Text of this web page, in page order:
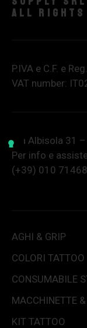
All rights
P.IVA e C.F. e
VAT number:
Via Albisola 31
Per info e
(+39) 010
AGHI & GRIP
COLORI TATTOO
CONSUMABILE
MACCHINETTE
KIT TATTOO